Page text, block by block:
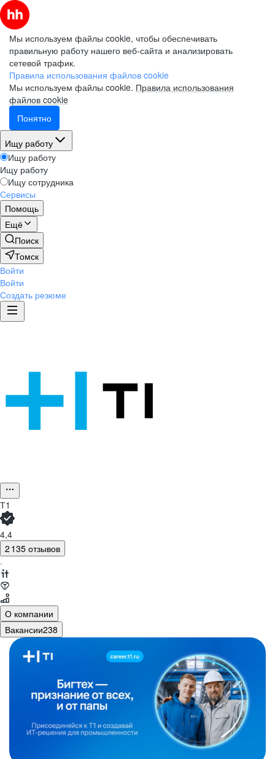
Мы используем файлы cookie, чтобы обеспечивать
правильную работу нашего веб-сайта и анализировать
сетевой трафик.
Правила использования файлов cookie
Мы используем файлы cookie. Правила использования
файлов cookie
Понятно
Ищу работу
Ищу работу
Ищу работу
Ищу сотрудника
Сервисы
Помощь
Ещё
Поиск
Томск
Войти
Войти
Создать резюме
Т1
4,4
2 135 отзывов
·
О компании
Вакансии238